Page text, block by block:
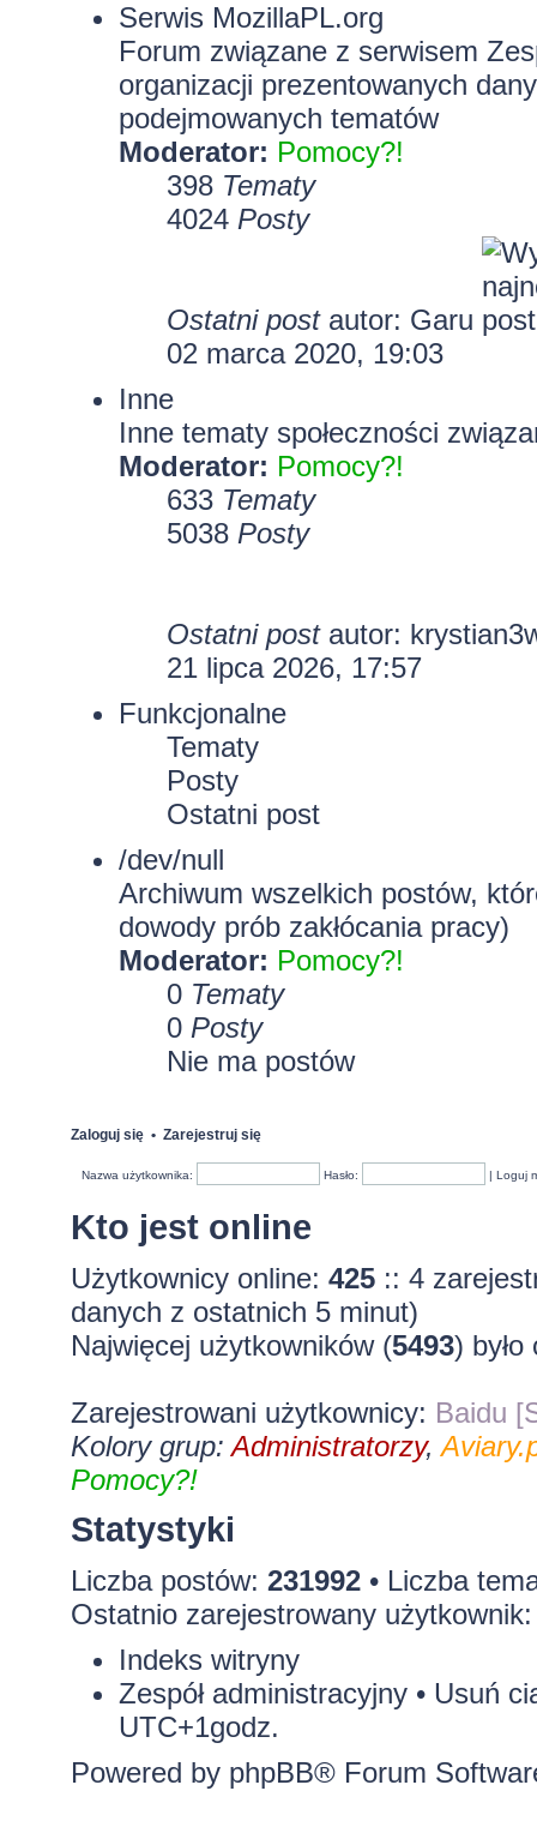
Serwis MozillaPL.org
Forum związane z serwisem
organizacji prezentowanych
podejmowanych tematów
Moderator: Pomocy?!
398 Tematy
4024 Posty
Ostatni postautor: Garu
02 marca 2020, 19:03
Inne
Inne tematy społeczności
Moderator: Pomocy?!
633 Tematy
5038 Posty
Ostatni postautor:
21 lipca 2026, 17:57
Funkcjonalne
Tematy
Posty
Ostatni post
/dev/null
Archiwum wszelkich postów,
dowody prób zakłócania pracy)
Moderator: Pomocy?!
0 Tematy
0 Posty
Nie ma postów
Zaloguj się• Zarejestruj się
Nazwa użytkownika: Hasło: |Loguj
Kto jest online
Użytkownicy online: 425:: 4
danych z ostatnich 5 minut)
Najwięcej użytkowników (5493)
Zarejestrowani użytkownicy: Baidu
Kolory grup:Administratorzy,
Pomocy?!
Statystyki
Liczba postów: 231992• Liczba
Ostatnio zarejestrowany
Indeks witryny
Zespół administracyjny• Usuń
UTC+1godz.
Powered by phpBB® Forum